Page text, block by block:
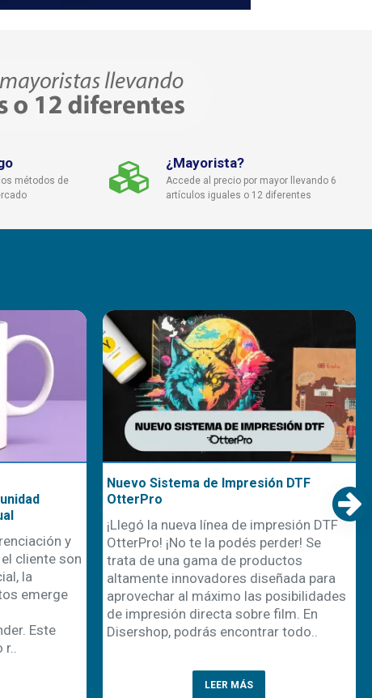
métodos de
¿Mayorista?
Accede al precio por mayor llevando 6
artículos iguales o 12 diferentes
y
cliente son
la
emerge
Este
Nuevo Sistema de Impresión DTF
OtterPro
¡Llegó la nueva línea de impresión DTF
OtterPro! ¡No te la podés perder! Se
trata de una gama de productos
altamente innovadores diseñada para
aprovechar al máximo las posibilidades
de impresión directa sobre film. En
Disershop, podrás encontrar todo..
LEER MÁS